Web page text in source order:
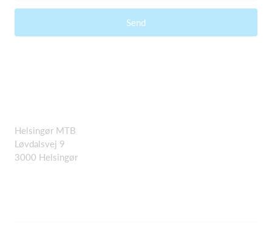
Send
Helsingør MTB
Løvdalsvej 9
3000 Helsingør